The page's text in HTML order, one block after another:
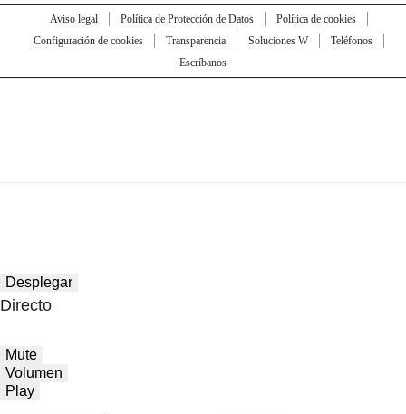
Aviso legal Política de Protección de Datos
Política de cookies
Configuración de cookies
Transparencia Soluciones W
Teléfonos
Escríbanos
Desplegar
Directo
Mute
Volumen
Play